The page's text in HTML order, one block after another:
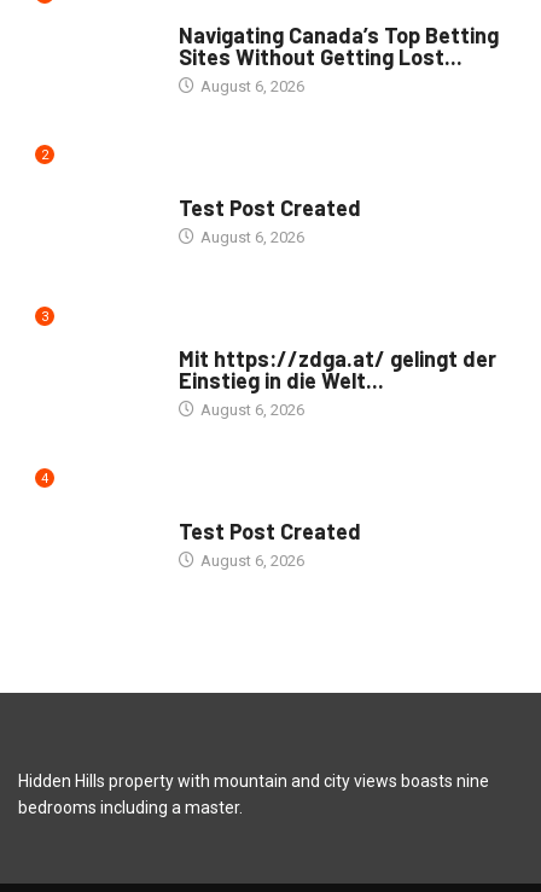
Navigating Canada’s Top Betting
Sites Without Getting Lost...
August 6, 2026
2
Test Post Created
August 6, 2026
3
Mit https://zdga.at/ gelingt der
Einstieg in die Welt...
August 6, 2026
4
Test Post Created
August 6, 2026
Hidden Hills property with mountain and city views boasts nine
bedrooms including a master.